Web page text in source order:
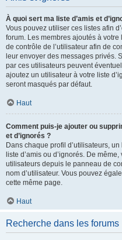
À quoi sert ma liste d’amis et
Vous pouvez utiliser ces listes afin
forum. Les membres ajoutés à
de contrôle de l’utilisateur afin de
leur envoyer des messages privés.
par ces utilisateurs peuvent
ajoutez un utilisateur à votre liste
seront masqués par défaut.
Haut
Comment puis-je ajouter ou
et d’ignorés ?
Dans chaque profil d’utilisateurs,
liste d’amis ou d’ignorés. De
utilisateurs depuis le panneau de
nom d’utilisateur. Vous pouvez
cette même page.
Haut
Recherche dans les forums